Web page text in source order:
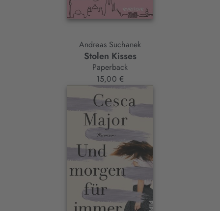
Andreas Suchanek
Stolen Kisses
Paperback
15,00 €